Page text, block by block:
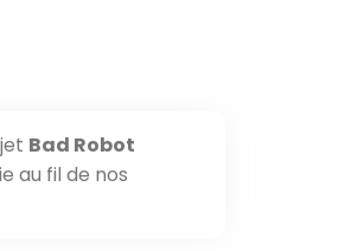
Bad Robot
au fil de nos